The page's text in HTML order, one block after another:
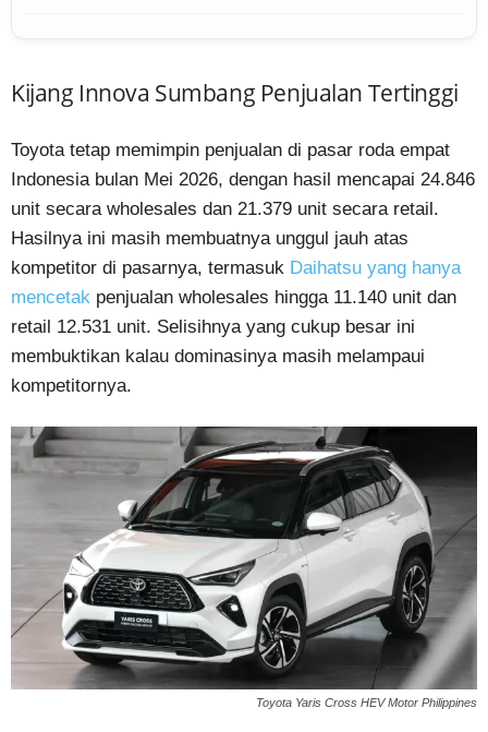
Kijang Innova Sumbang Penjualan Tertinggi
Toyota tetap memimpin penjualan di pasar roda empat
Indonesia bulan Mei 2026, dengan hasil mencapai 24.846
unit secara wholesales dan 21.379 unit secara retail.
Hasilnya ini masih membuatnya unggul jauh atas
kompetitor di pasarnya, termasuk Daihatsu yang hanya
mencetak penjualan wholesales hingga 11.140 unit dan
retail 12.531 unit. Selisihnya yang cukup besar ini
membuktikan kalau dominasinya masih melampaui
kompetitornya.
Toyota Yaris Cross HEV Motor Philippines